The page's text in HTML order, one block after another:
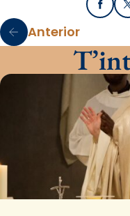
Anterior